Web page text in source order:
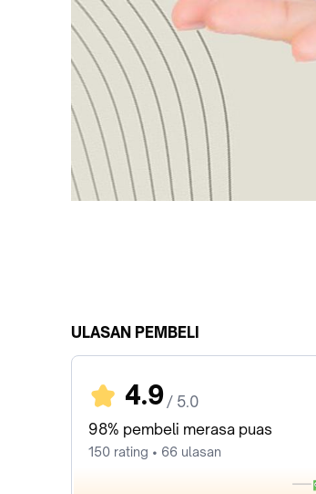
ULASAN PEMBELI
4.9 / 5.0
98% pembeli merasa puas
150 rating • 66 ulasan